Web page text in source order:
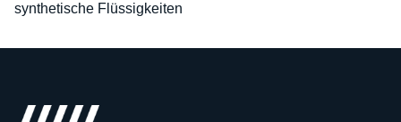
synthetische Flüssigkeiten